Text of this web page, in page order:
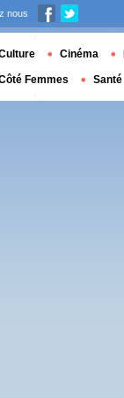
nous
Cinéma
Femmes Santé